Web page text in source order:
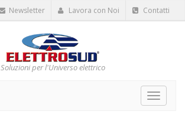
Newsletter Lavora con Noi Contatti
Soluzioni per l'Universo elettrico
Toggle